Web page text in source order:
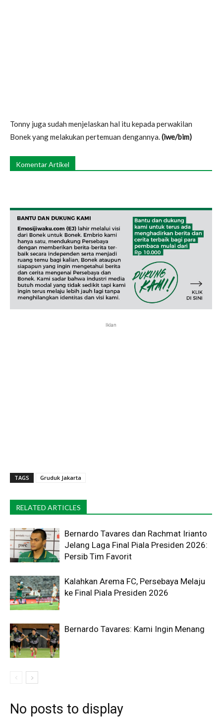
Tonny juga sudah menjelaskan hal itu kepada perwakilan
Bonek yang melakukan pertemuan dengannya.(iwe/bim)
Komentar Artikel
Iklan
TAGS Gruduk Jakarta
RELATED ARTICLES
Bernardo Tavares dan Rachmat Irianto
Jelang Laga Final Piala Presiden 2026:
Persib Tim Favorit
Kalahkan Arema FC, Persebaya Melaju
ke Final Piala Presiden 2026
Bernardo Tavares: Kami Ingin Menang
No posts to display